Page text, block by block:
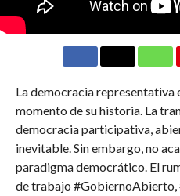
La democracia representativa
momento de su historia. La
democracia participativa,
inevitable. Sin embargo, no
paradigma democrático. El
de trabajo